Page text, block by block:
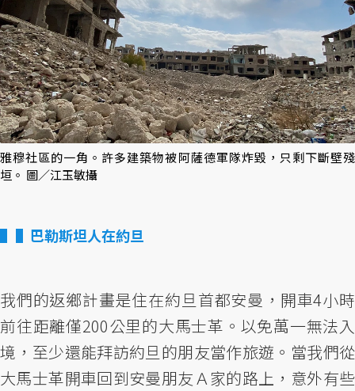
雅穆社區的一角。許多建築物被阿薩德軍隊炸毀，只剩下斷壁殘
垣。 圖／江玉敏攝
▌巴勒斯坦人在約旦
我們的返鄉計畫是住在約旦首都安曼，開車4小時
前往距離僅200公里的大馬士革。以免萬一無法入
境，至少還能拜訪約旦的朋友當作旅遊。當我們從
大馬士革開車回到安曼朋友Ａ家的路上，意外有些